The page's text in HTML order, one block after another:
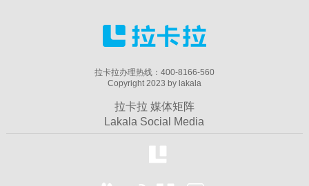
拉卡拉办理热线：400-8166-560
Copyright 2023 by lakala
拉卡拉 媒体矩阵
Lakala Social Media